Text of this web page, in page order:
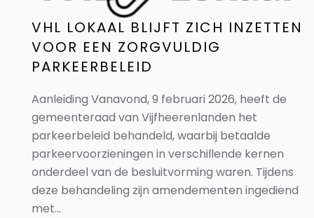
VHL LOKAAL BLIJFT ZICH INZETTEN
VOOR EEN ZORGVULDIG
PARKEERBELEID
Aanleiding Vanavond, 9 februari 2026, heeft de
gemeenteraad van Vijfheerenlanden het
parkeerbeleid behandeld, waarbij betaalde
parkeervoorzieningen in verschillende kernen
onderdeel van de besluitvorming waren. Tijdens
deze behandeling zijn amendementen ingediend
met...